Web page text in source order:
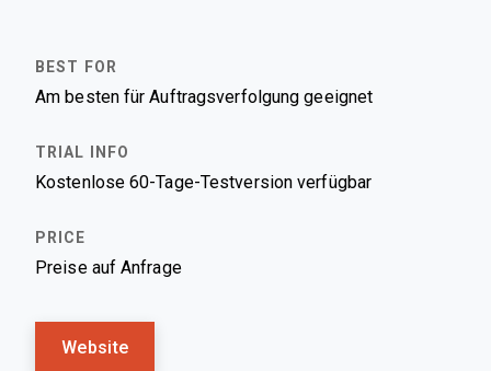
Am besten für Auftragsverfolgung geeignet
Kostenlose 60-Tage-Testversion verfügbar
Preise auf Anfrage
Website